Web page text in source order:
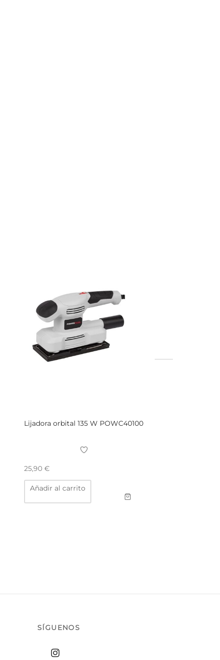
Lijadora orbital 135 W POWC40100
25,90 €
Añadir al carrito
SÍGUENOS